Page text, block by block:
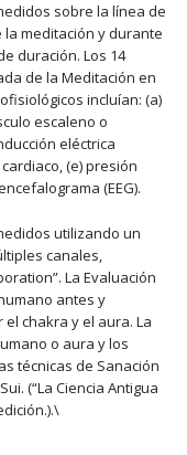
sobre la línea de
meditación y durante
duración. Los 14
de la Meditación en
incluían: (a)
escaleno o
eléctrica
(e) presión
(EEG).
utilizando un
canales,
La Evaluación
antes y
chakra y el aura. La
o aura y los
técnicas de Sanación
(“La Ciencia Antigua